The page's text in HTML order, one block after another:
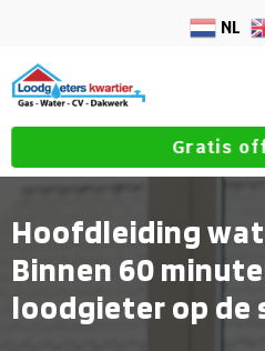
NL
Gratis
Hoofdleiding
Binnen 60
loodgieter op de